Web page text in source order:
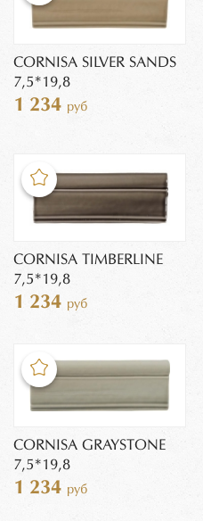
CORNISA SILVER SANDS
7,5*19,8
1 234 руб
CORNISA TIMBERLINE
7,5*19,8
1 234 руб
CORNISA GRAYSTONE
7,5*19,8
1 234 руб